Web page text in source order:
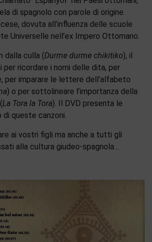
di spagnolo con parole di origine
dovuta all’influenza delle scuole
Universelle nell’ex Impero Ottomano.
dalla culla (Durme durme chikitiko), il
per ricordare i nomi delle dita, per
per imparare le lettere dell’alfabeto
) o per sottolineare l’importanza della
La Tora la Tora). Il DVD presenta le
di queste canzoni.
ai vostri figli ma anche a tutti gli
alla cultura giudeo-spagnola…